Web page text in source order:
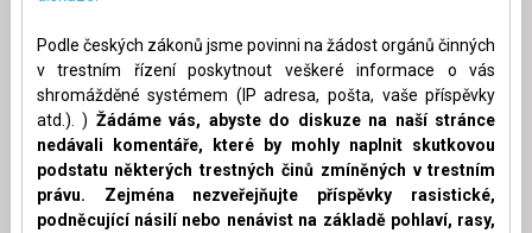
Podle českých zákonů jsme povinni na žádost orgánů činných
v trestním řízení poskytnout veškeré informace o vás
shromážděné systémem (IP adresa, pošta, vaše příspěvky
atd.). ) Žádáme vás, abyste do diskuze na naší stránce
nedávali komentáře, které by mohly naplnit skutkovou
podstatu některých trestných činů zmíněných v trestním
právu. Zejména nezveřejňujte příspěvky rasistické,
podněcující násilí nebo nenávist na základě pohlaví, rasy,